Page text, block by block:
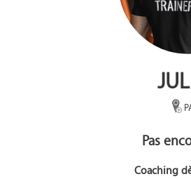
Pas
Coaching